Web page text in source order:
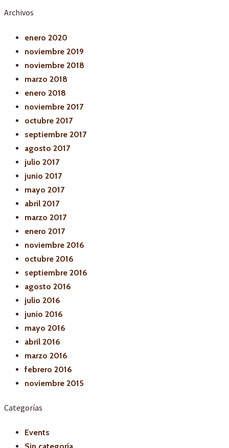
Archivos
enero 2020
noviembre 2019
noviembre 2018
marzo 2018
enero 2018
noviembre 2017
octubre 2017
septiembre 2017
agosto 2017
julio 2017
junio 2017
mayo 2017
abril 2017
marzo 2017
enero 2017
noviembre 2016
octubre 2016
septiembre 2016
agosto 2016
julio 2016
junio 2016
mayo 2016
abril 2016
marzo 2016
febrero 2016
noviembre 2015
Categorías
Events